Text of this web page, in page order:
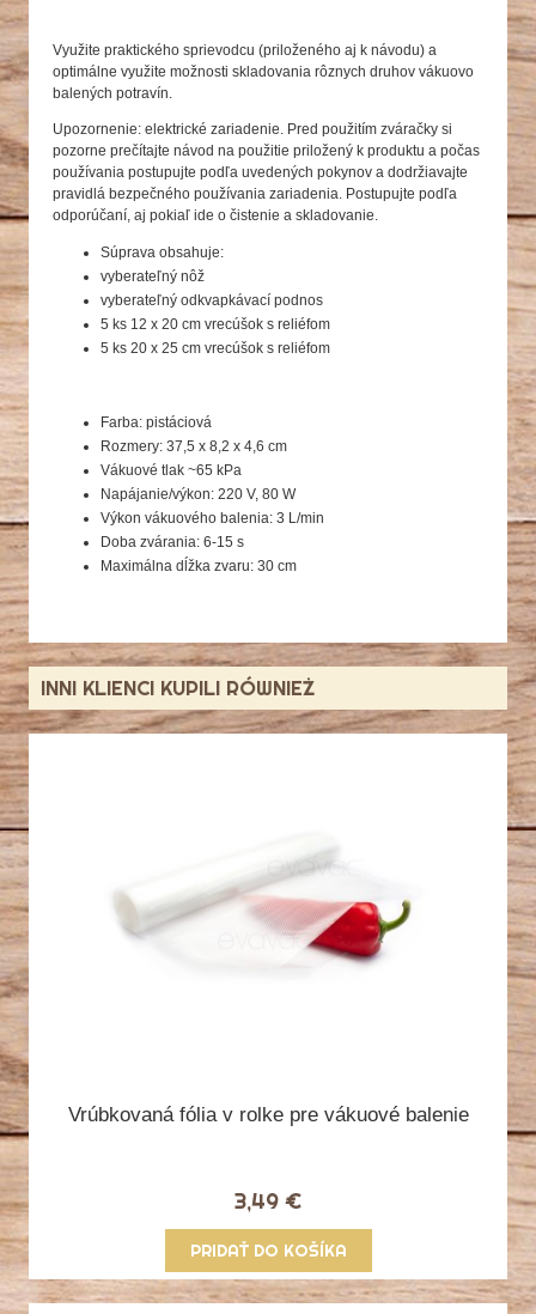
Využite praktického sprievodcu (priloženého aj k návodu) a
optimálne využite možnosti skladovania rôznych druhov vákuovo
balených potravín.
Upozornenie: elektrické zariadenie. Pred použitím zváračky si
pozorne prečítajte návod na použitie priložený k produktu a počas
používania postupujte podľa uvedených pokynov a dodržiavajte
pravidlá bezpečného používania zariadenia. Postupujte podľa
odporúčaní, aj pokiaľ ide o čistenie a skladovanie.
Súprava obsahuje:
vyberateľný nôž
vyberateľný odkvapkávací podnos
5 ks 12 x 20 cm vrecúšok s reliéfom
5 ks 20 x 25 cm vrecúšok s reliéfom
Farba: pistáciová
Rozmery: 37,5 x 8,2 x 4,6 cm
Vákuové tlak ~65 kPa
Napájanie/výkon: 220 V, 80 W
Výkon vákuového balenia: 3 L/min
Doba zvárania: 6-15 s
Maximálna dĺžka zvaru: 30 cm
INNI KLIENCI KUPILI RÓWNIEŻ
Vrúbkovaná fólia v rolke pre vákuové balenie
3,49 €
PRIDAŤ DO KOŠÍKA